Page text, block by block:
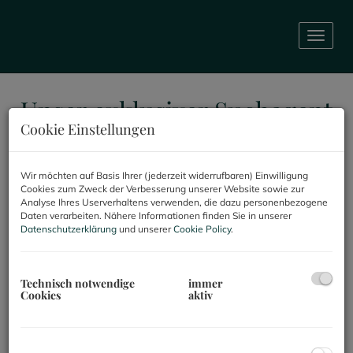
Unser exklusiver Suchagent
Melden Sie sich an, um als Erster über unsere
neuen Immobilienprojekte und Angebote
informiert zu werden – noch bevor sie öffentlich
Wünschen und Anforderungen einstellen.
Cookie Einstellungen
Wir möchten auf Basis Ihrer (jederzeit widerrufbaren) Einwilligung
Cookies zum Zweck der Verbesserung unserer Website sowie zur
Analyse Ihres Userverhaltens verwenden, die dazu personenbezogene
Daten verarbeiten. Nähere Informationen finden Sie in unserer
Datenschutzerklärung und unsererCookie Policy.
Technisch notwendige
Cookies
immer
aktiv